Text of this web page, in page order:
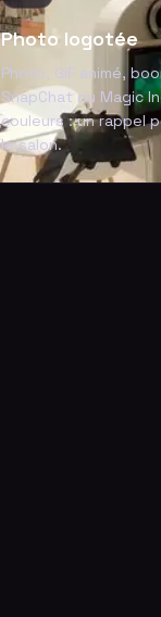
Photo logotée
Photo, GIF animé,
SnapChat ou Magic
couleurs : un rappel
le salon.